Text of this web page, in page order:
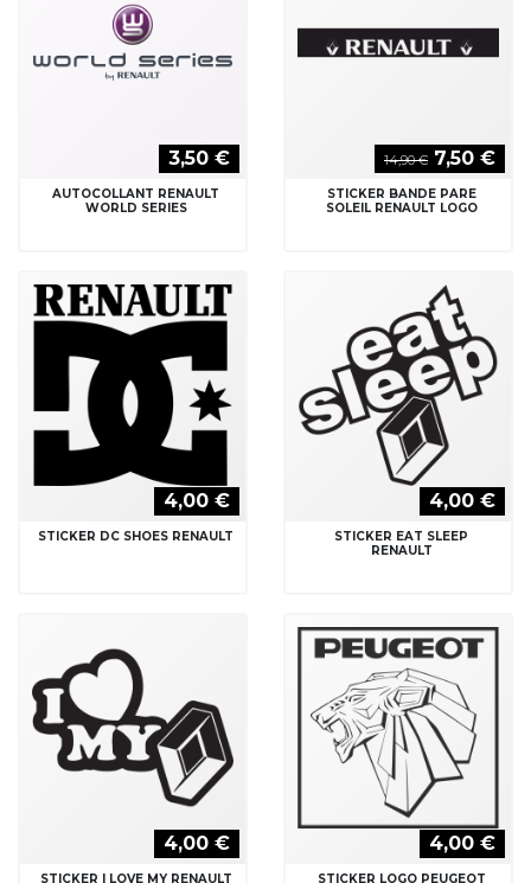
3,50 €
AUTOCOLLANT RENAULT
WORLD SERIES
14,90 € 7,50 €
STICKER BANDE PARE
SOLEIL RENAULT LOGO
4,00 €
STICKER DC SHOES RENAULT
4,00 €
STICKER EAT SLEEP
RENAULT
4,00 €
STICKER I LOVE MY RENAULT
4,00 €
STICKER LOGO PEUGEOT